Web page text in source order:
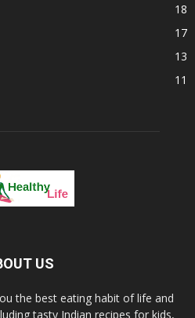
18
17
13
11
US
the best eating habit of life and
tasty Indian recipes for kids,